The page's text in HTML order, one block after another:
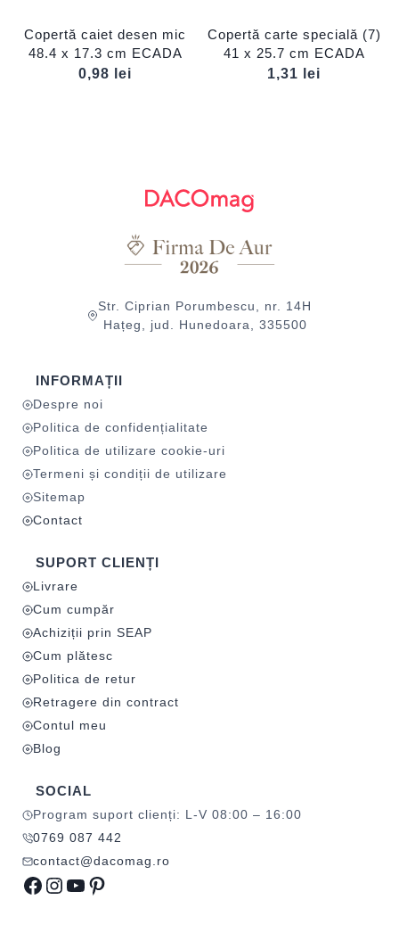
Copertă caiet desen mic
48.4 x 17.3 cm ECADA
0,98
lei
Copertă carte specială (7)
41 x 25.7 cm ECADA
1,31
lei
Str. Ciprian Porumbescu, nr. 14H
Hațeg, jud. Hunedoara, 335500
INFORMAȚII
Despre noi
Politica de confidențialitate
Politica de utilizare cookie-uri
Termeni și condiții de utilizare
Sitemap
Contact
SUPORT CLIENȚI
Livrare
Cum cumpăr
Achiziții prin SEAP
Cum plătesc
Politica de retur
Retragere din contract
Contul meu
Blog
SOCIAL
Program suport clienți: L-V 08:00 – 16:00
0769 087 442
contact@dacomag.ro
Facebook
Instagram
YouTube
Pinterest